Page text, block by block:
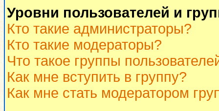
Уровни пользователей и
Кто такие администраторы?
Кто такие модераторы?
Что такое группы
Как мне вступить в группу?
Как мне стать модератором